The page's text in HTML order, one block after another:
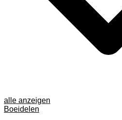
alle anzeigen
Boeidelen